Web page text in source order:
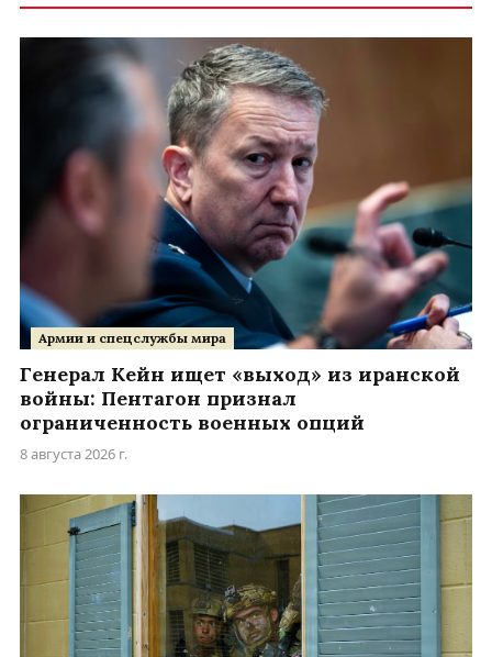
Армии и спецслужбы мира
Генерал Кейн ищет «выход» из иранской
войны: Пентагон признал
ограниченность военных опций
8 августа 2026 г.